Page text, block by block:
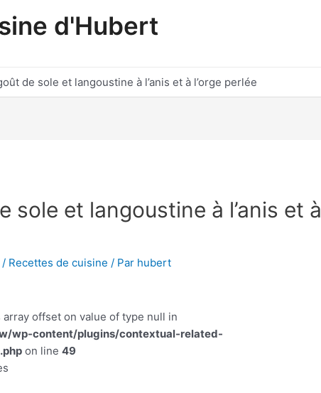
d'Hubert
de sole et langoustine à l’anis et à l’orge perlée
sole et langoustine à l’anis et à
/ Recettes de cuisine / Par hubert
array offset on value of type null in
wp-content/plugins/contextual-related-
on line49